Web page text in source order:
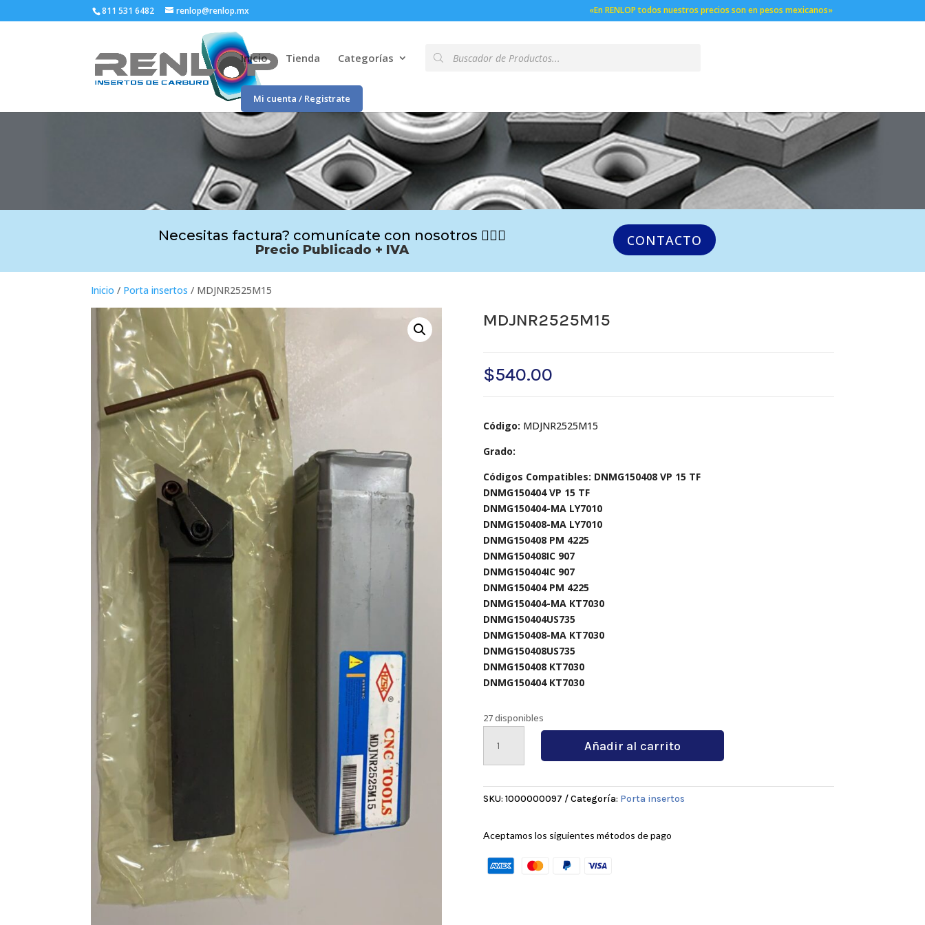
811 531 6482 renlop@renlop.mx «En RENLOP todos nuestros precios son en pesos mexicanos»
Inicio Tienda Categorías de
productos
Mi cuenta / Registrate
Necesitas factura? comunícate con nosotros 🙋🏻‍♂️
Precio Publicado + IVA
CONTACTO
Inicio / Porta insertos / MDJNR2525M15
MDJNR2525M15
$540.00
Código: MDJNR2525M15
Grado:
Códigos Compatibles: DNMG150408 VP 15 TF
DNMG150404 VP 15 TF
DNMG150404-MA LY7010
DNMG150408-MA LY7010
DNMG150408 PM 4225
DNMG150408IC 907
DNMG150404IC 907
DNMG150404 PM 4225
DNMG150404-MA KT7030
DNMG150404US735
DNMG150408-MA KT7030
DNMG150408US735
DNMG150408 KT7030
DNMG150404 KT7030
27 disponibles
MDJNR2525M15
cantidad
Añadir al carrito
SKU: 1000000097 Categoría: Porta insertos
Aceptamos los siguientes métodos de pago